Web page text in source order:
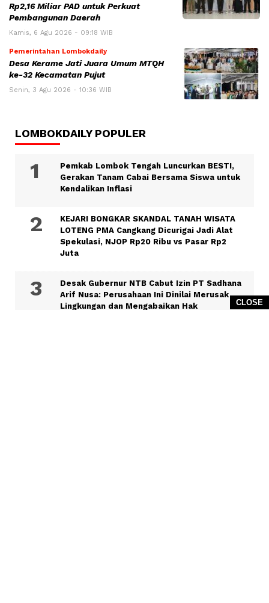
CLOSE
Rp2,16 Miliar PAD untuk Perkuat
Pembangunan Daerah
Kamis, 6 Agu 2026 - 09:18 WIB
Pemerintahan Lombokdaily
Desa Kerame Jati Juara Umum MTQH
ke-32 Kecamatan Pujut
Senin, 3 Agu 2026 - 10:36 WIB
LOMBOKDAILY POPULER
Pemkab Lombok Tengah Luncurkan BESTI,
Gerakan Tanam Cabai Bersama Siswa untuk
Kendalikan Inflasi
KEJARI BONGKAR SKANDAL TANAH WISATA
LOTENG PMA Cangkang Dicurigai Jadi Alat
Spekulasi, NJOP Rp20 Ribu vs Pasar Rp2
Juta
Desak Gubernur NTB Cabut Izin PT Sadhana
Arif Nusa: Perusahaan Ini Dinilai Merusak
Lingkungan dan Mengabaikan Hak